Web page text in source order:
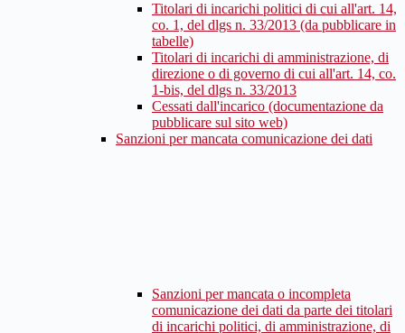
Titolari di incarichi politici di cui all'art. 14,
co. 1, del dlgs n. 33/2013 (da pubblicare in
tabelle)
Titolari di incarichi di amministrazione, di
direzione o di governo di cui all'art. 14, co.
1-bis, del dlgs n. 33/2013
Cessati dall'incarico (documentazione da
pubblicare sul sito web)
Sanzioni per mancata comunicazione dei dati
Sanzioni per mancata o incompleta
comunicazione dei dati da parte dei titolari
di incarichi politici, di amministrazione, di